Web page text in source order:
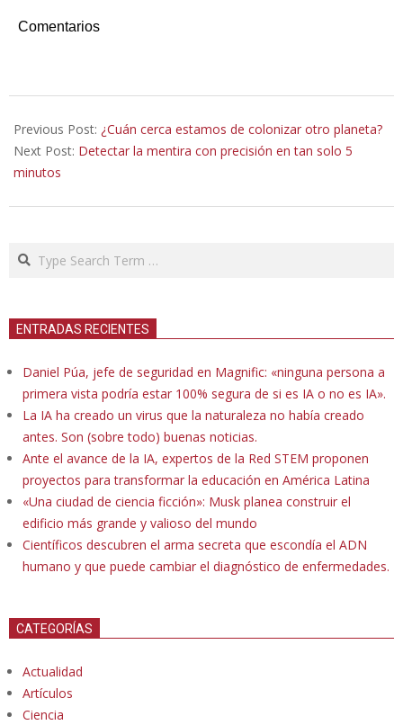
Comentarios
04-
08
Previous Post: ¿Cuán cerca estamos de colonizar otro planeta?
Next Post: Detectar la mentira con precisión en tan solo 5
minutos
Search
ENTRADAS RECIENTES
Daniel Púa, jefe de seguridad en Magnific: «ninguna persona a
primera vista podría estar 100% segura de si es IA o no es IA».
La IA ha creado un virus que la naturaleza no había creado
antes. Son (sobre todo) buenas noticias.
Ante el avance de la IA, expertos de la Red STEM proponen
proyectos para transformar la educación en América Latina
«Una ciudad de ciencia ficción»: Musk planea construir el
edificio más grande y valioso del mundo
Científicos descubren el arma secreta que escondía el ADN
humano y que puede cambiar el diagnóstico de enfermedades.
CATEGORÍAS
Actualidad
Artículos
Ciencia